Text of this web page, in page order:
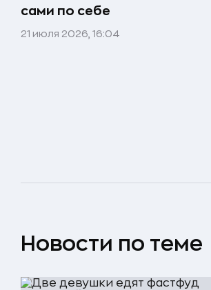
сами по себе
21 июля 2026, 16:04
Новости по теме